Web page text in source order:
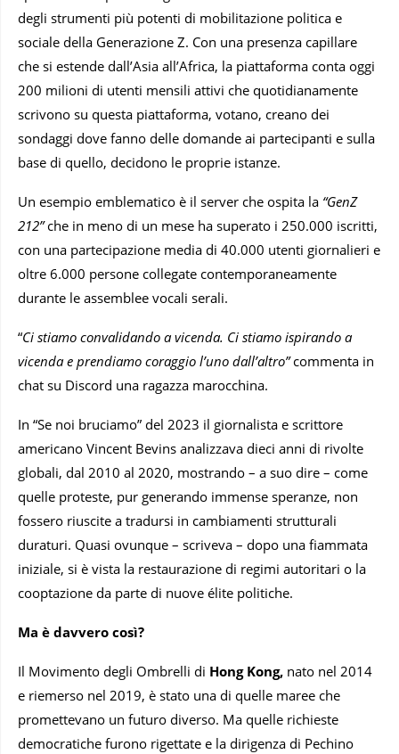
degli strumenti più potenti di mobilitazione politica e
sociale della Generazione Z. Con una presenza capillare
che si estende dall’Asia all’Africa, la piattaforma conta oggi
200 milioni di utenti mensili attivi che quotidianamente
scrivono su questa piattaforma, votano, creano dei
sondaggi dove fanno delle domande ai partecipanti e sulla
base di quello, decidono le proprie istanze.
Un esempio emblematico è il server che ospita la “GenZ
212”che in meno di un mese ha superato i 250.000 iscritti,
con una partecipazione media di 40.000 utenti giornalieri e
oltre 6.000 persone collegate contemporaneamente
durante le assemblee vocali serali.
“Ci stiamo convalidando a vicenda. Ci stiamo ispirando a
vicenda e prendiamo coraggio l’uno dall’altro”commenta in
chat su Discord una ragazza marocchina.
In “Se noi bruciamo” del 2023 il giornalista e scrittore
americano Vincent Bevins analizzava dieci anni di rivolte
globali, dal 2010 al 2020, mostrando – a suo dire – come
quelle proteste, pur generando immense speranze, non
fossero riuscite a tradursi in cambiamenti strutturali
duraturi. Quasi ovunque – scriveva – dopo una fiammata
iniziale, si è vista la restaurazione di regimi autoritari o la
cooptazione da parte di nuove élite politiche.
Ma è davvero così?
Il Movimento degli Ombrelli di Hong Kong, nato nel 2014
e riemerso nel 2019, è stato una di quelle maree che
promettevano un futuro diverso. Ma quelle richieste
democratiche furono rigettate e la dirigenza di Pechino